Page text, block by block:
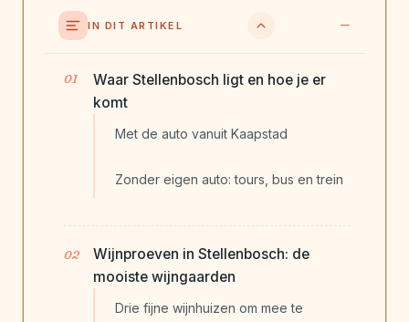
IN DIT ARTIKEL
Waar Stellenbosch ligt en hoe je er
komt
Met de auto vanuit Kaapstad
Zonder eigen auto: tours, bus en trein
Wijnproeven in Stellenbosch: de
mooiste wijngaarden
Drie fijne wijnhuizen om mee te